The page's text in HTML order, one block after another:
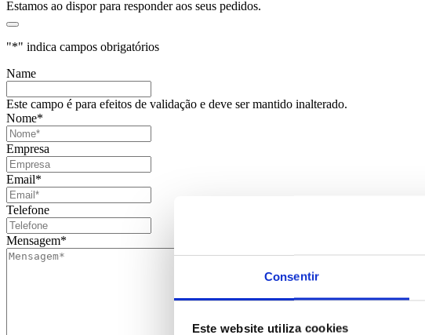
Consentir
Este website utiliza cookies
Estamos ao dispor para responder aos seus pedidos.
"*" indica campos obrigatórios
Name
Este campo é para efeitos de validação e deve ser mantido inalterado.
Nome*
Empresa
Email*
Telefone
Mensagem*